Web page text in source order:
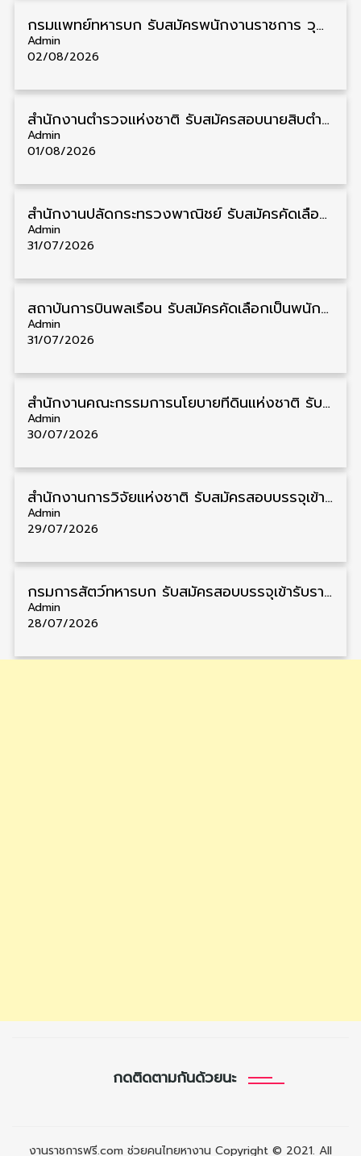
กรมแพทย์ทหารบก รับสมัครพนักงานราชการ วุฒิ ม.3/ม.6/ปวช./ปวท./ปวส. 6 อัตรา รับสมัคร 3 – 7 สิงหาคม
Admin
02/08/2026
สำนักงานตำรวจแห่งชาติ รับสมัครสอบนายสิบตำรวจ วุฒิ ม.6/ปวช. 6,000 อัตรา รับสมัคร 8 – 19 สิงหาคม
Admin
01/08/2026
สำนักงานปลัดกระทรวงพาณิชย์ รับสมัครคัดเลือกพนักงานราชการ วุฒิ ปวส./ป.ตรี 11 อัตรา รับสมัคร 10 – 21 สิงหาคม
Admin
31/07/2026
สถาบันการบินพลเรือน รับสมัครคัดเลือกเป็นพนักงาน วุฒิ ป.ตรี/ป.โท/ป.เอก 11 อัตรา รับสมัคร 27 กรกฎาคม – 10 สิงหาคม
Admin
31/07/2026
สำนักงานคณะกรรมการนโยบายที่ดินแห่งชาติ รับสมัครคัดเลือกพนักงานราชการ วุฒิ ป.ตรี 6 อัตรา รับสมัคร 13 กรกฎาคม – 6 สิงหาคม
Admin
30/07/2026
สำนักงานการวิจัยแห่งชาติ รับสมัครสอบบรรจุเข้ารับราชการ วุฒิ ปวส. 4 อัตรา รับสมัคร 6 – 27 สิงหาคม
Admin
29/07/2026
กรมการสัตว์ทหารบก รับสมัครสอบบรรจุเข้ารับราชการ วุฒิ ม.3 20 อัตรา รับสมัคร 7 – 14 สิงหาคม
Admin
28/07/2026
กดติดตามกันด้วยนะ
งานราชการฟรี.com ช่วยคนไทยหางาน Copyright © 2021. All